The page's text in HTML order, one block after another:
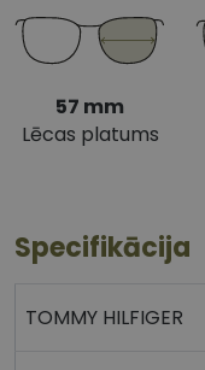
57 mm
Lēcas platums
Specifikācija
TOMMY HILFIGER